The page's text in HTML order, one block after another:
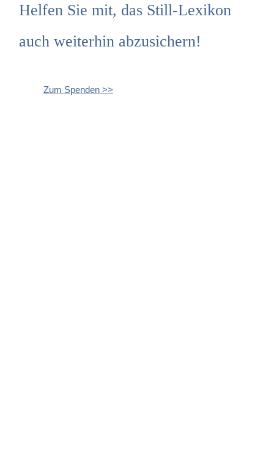
Helfen Sie mit, das Still-Lexikon
auch weiterhin abzusichern!
Zum Spenden >>